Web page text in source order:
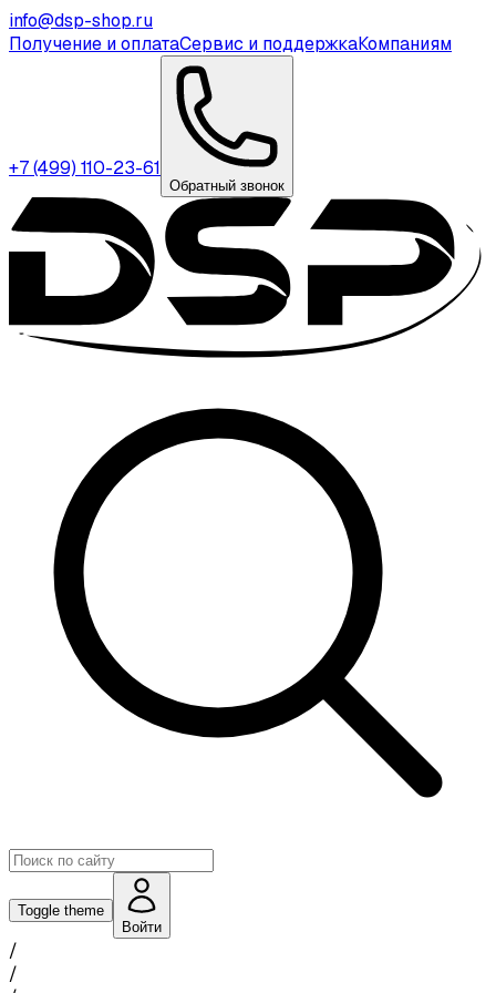
info@dsp-shop.ru
Получение и оплатаСервис и поддержкаКомпаниям
+7 (499) 110-23-61
Обратный звонок
Toggle theme
Войти
/
/